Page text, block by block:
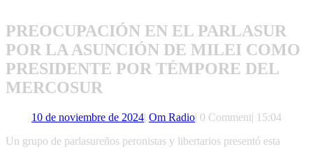
PREOCUPACIÓN EN EL PARLASUR
POR LA ASUNCIÓN DE MILEI COMO
PRESIDENTE POR TÉMPORE DEL
MERCOSUR
10 de noviembre de 202410
noviembre
| Om RadioOm
| 0 Comment| 15:04
Un grupo de parlasureños peronistas y libertarios presentó esta